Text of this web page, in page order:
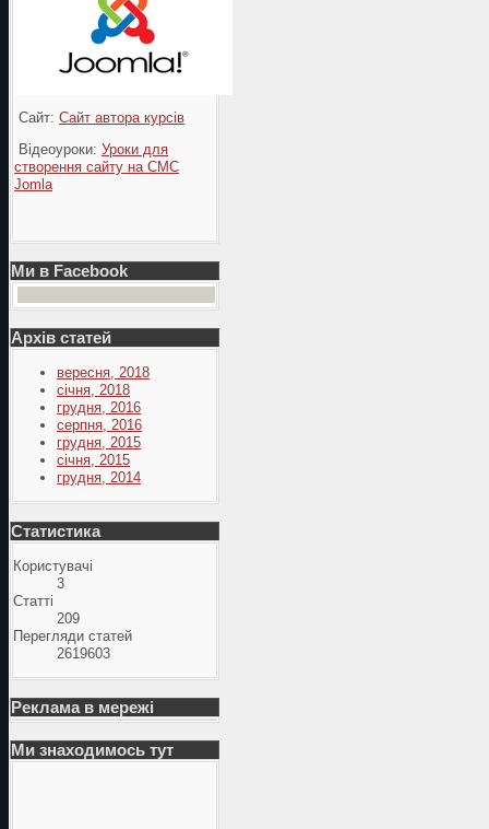
Сайт: Сайт автора курсів
Відеоуроки: Уроки для
створення сайту на СМС
Jomla
Ми в Facebook
Архів статей
вересня, 2018
січня, 2018
грудня, 2016
серпня, 2016
грудня, 2015
січня, 2015
грудня, 2014
Статистика
Користувачі
3
Статті
209
Перегляди статей
2619603
Реклама в мережі
Ми знаходимось тут